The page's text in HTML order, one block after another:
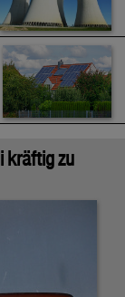
kräftig zu